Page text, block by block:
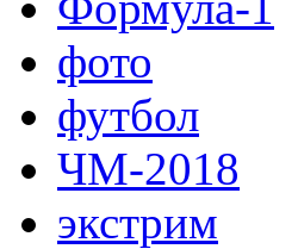
фото
футбол
ЧМ-2018
экстрим